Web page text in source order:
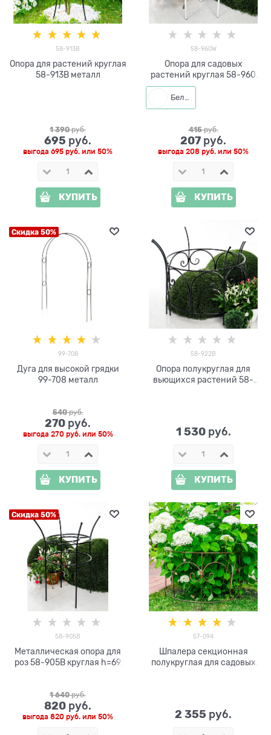
58-913B
Опора для растений круглая
58-913B металл
1 390 руб.
695 руб.
выгода 695 руб. или 50%
КУПИТЬ
58-960W
Опора для садовых
растений круглая 58-960
металлическая h=36 см
Белый
415 руб.
207 руб.
выгода 208 руб. или 50%
КУПИТЬ
Скидка 50%
99-708
Дуга для высокой грядки
99-708 металл
540 руб.
270 руб.
выгода 270 руб.или 50%
КУПИТЬ
58-922B
Опора полукруглая для
вьющихся растений 58-
1 530 руб.
КУПИТЬ
Скидка 50%
58-905B
Металлическая опора для
роз 58-905B круглая h=69
1 640 руб.
820 руб.
выгода 820 руб. или 50%
57-094
Шпалера секционная
полукруглая для садовых
2 355 руб.